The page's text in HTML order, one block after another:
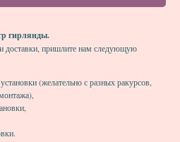
гирлянды.
доставки, пришлите нам следующую
(желательно с разных ракурсов,